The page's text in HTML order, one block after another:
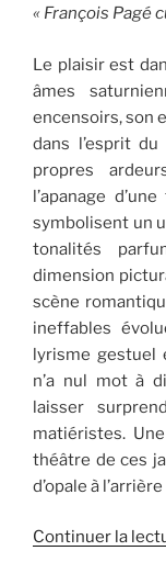
« François Pagé
Le plaisir est
âmes
encensoirs, son
dans l’esprit
propres
l’apanage
symbolisent un
tonalités
dimension
scène
ineffables
lyrisme gestuel
n’a nul mot à
laisser
matiéristes.
théâtre de ces
d’opale à
Continuer la